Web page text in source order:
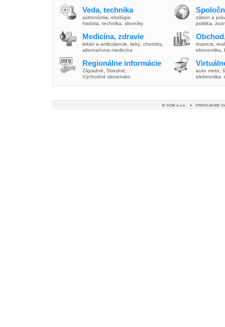
Veda, technika
astronómia
ekológia
história
technika slovníky
Medicína, zdravie
lekári a ambulancie lieky choroby
alternatívna medicína
Regionálne informácie
Západné Stredné
Východné slovensko
zákon a
politika
inzercia
ekonomika
auto moto
elektronika,